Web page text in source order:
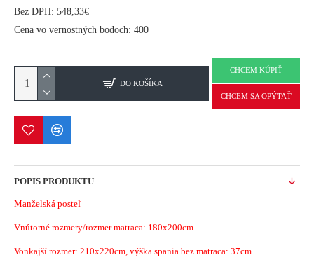
Bez DPH: 548,33€
Cena vo vernostných bodoch: 400
DO KOŠÍKA
CHCEM KÚPIŤ
CHCEM SA OPÝTAŤ
POPIS PRODUKTU
Manželská posteľ
Vnútorné rozmery/rozmer matraca: 180x200cm
Vonkajší rozmer: 210x220cm, výška spania bez matraca: 37cm